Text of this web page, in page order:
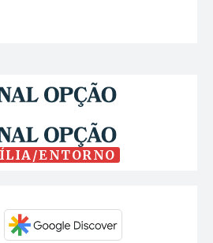
ENTORNO